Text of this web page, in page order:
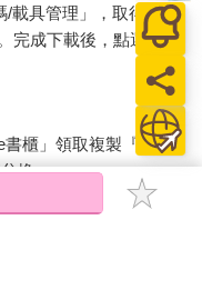
人工流產的過程。這裡
的〈堅守陣地〉中母女
描繪出勇敢而有同情心
的年代之前幫助大家尋
與政治力量，以及即使
做出這決定仍然可能需
女性針對自己身體裡的
具有繁殖能力的身軀與
地將生育自由冠上二
載具管理」，取得通行
完成下載後，點選任一
櫃」領取複製『兌換
換。
子書僅能以金石堂專屬